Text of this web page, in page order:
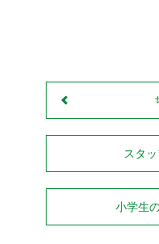
ち
スタ
小学生